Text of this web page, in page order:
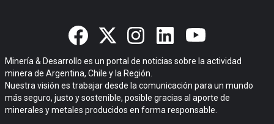
Minería & Desarrollo es un portal de noticias sobre la actividad
minera de Argentina, Chile y la Región.
Nuestra visión es trabajar desde la comunicación para un mundo
más seguro, justo y sostenible, posible gracias al aporte de
minerales y metales producidos en forma responsable.